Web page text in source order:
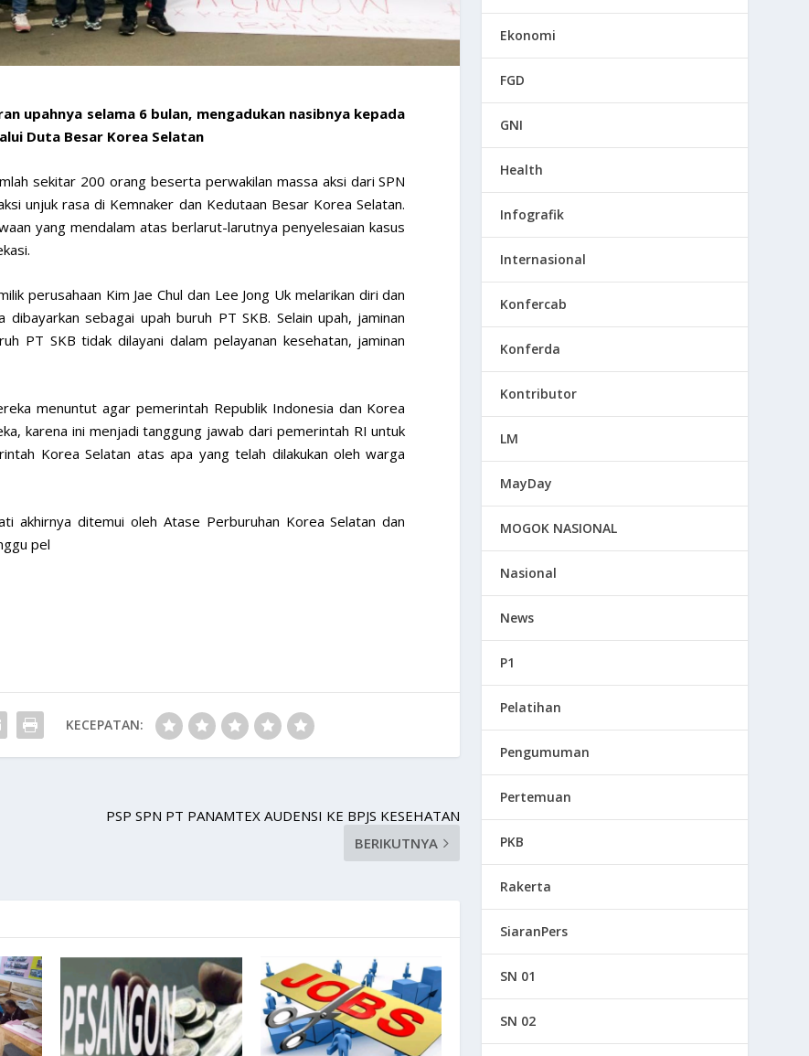
upahnya selama 6 bulan, mengadukan nasibnya kepada
Duta Besar Korea Selatan
sekitar 200 orang beserta perwakilan massa aksi dari SPN
unjuk rasa di Kemnaker dan Kedutaan Besar Korea Selatan.
yang mendalam atas berlarut-larutnya penyelesaian kasus
perusahaan Kim Jae Chul dan Lee Jong Uk melarikan diri dan
sebagai upah buruh PT SKB. Selain upah, jaminan
PT SKB tidak dilayani dalam pelayanan kesehatan, jaminan
menuntut agar pemerintah Republik Indonesia dan Korea
karena ini menjadi tanggung jawab dari pemerintah RI untuk
Korea Selatan atas apa yang telah dilakukan oleh warga
akhirnya ditemui oleh Atase Perburuhan Korea Selatan dan
pel
KECEPATAN:
PSP SPN PT PANAMTEX AUDENSI KE BPJS KESEHATAN
BERIKUTNYA
Ekonomi
FGD
GNI
Health
Infografik
Internasional
Konfercab
Konferda
Kontributor
LM
MayDay
MOGOK NASIONAL
Nasional
News
P1
Pelatihan
Pengumuman
Pertemuan
PKB
Rakerta
SiaranPers
SN 01
SN 02